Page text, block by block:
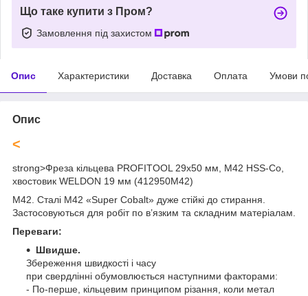
Що таке купити з Пром?
Замовлення під захистом
Опис Характеристики Доставка Оплата Умови
Опис
<
strong>Фреза кільцева PROFITOOL 29х50 мм, M42 HSS-Co,
хвостовик WELDON 19 мм (412950M42)
M42. Сталі М42 «Super Cobalt» дуже стійкі до стирання.
Застосовуються для робіт по в’язким та складним матеріалам.
Переваги:
Швидше.
Збереження швидкості і часу
при свердлінні обумовлюється наступними факторами:
- По-перше, кільцевим принципом різання, коли метал